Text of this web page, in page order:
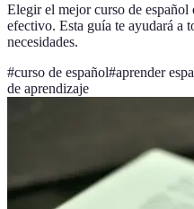
Elegir el mejor curso de español
efectivo. Esta guía te ayudará a
necesidades.
#curso de español#aprender
de aprendizaje